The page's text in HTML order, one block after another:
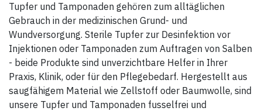
Tupfer und Tamponaden gehören zum alltäglichen
Gebrauch in der medizinischen Grund- und
Wundversorgung. Sterile Tupfer zur Desinfektion vor
Injektionen oder Tamponaden zum Auftragen von Salben
- beide Produkte sind unverzichtbare Helfer in Ihrer
Praxis, Klinik, oder für den Pflegebedarf. Hergestellt aus
saugfähigem Material wie Zellstoff oder Baumwolle, sind
unsere Tupfer und Tamponaden fusselfrei und